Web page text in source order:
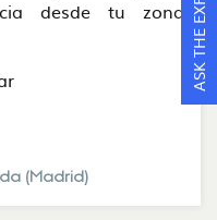
desde tu zona
(Madrid)